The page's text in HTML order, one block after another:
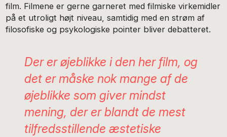
film. Filmene er gerne garneret med filmiske virkemidler
på et utroligt højt niveau, samtidig med en strøm af
filosofiske og psykologiske pointer bliver debatteret.
Der er øjeblikke i den her film, og
det er måske nok mange af de
øjeblikke som giver mindst
mening, der er blandt de mest
tilfredsstillende æstetiske